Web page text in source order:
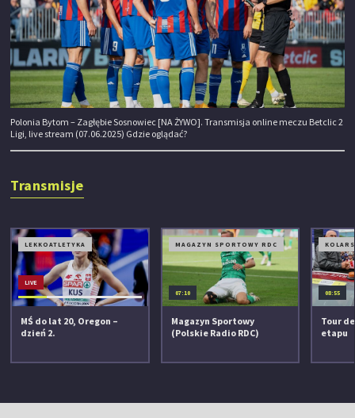
Polonia Bytom – Zagłębie Sosnowiec [NA ŻYWO]. Transmisja online meczu Betclic 2
Ligi, live stream (07.06.2025) Gdzie oglądać?
Transmisje
LEKKOATLETYKA
LIVE
MŚ do lat 20, Oregon –
dzień 2.
MAGAZYN SPORTOWY RDC
07:10
Magazyn Sportowy
(Polskie Radio RDC)
08:55
Tour
etapu